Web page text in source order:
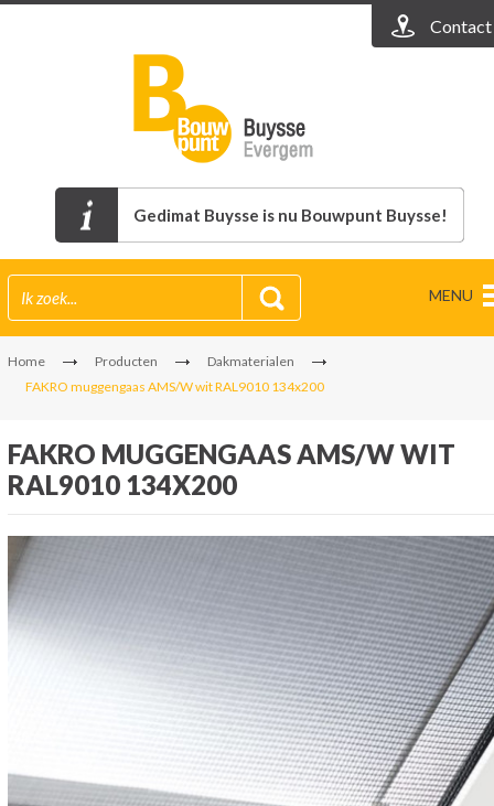
Contact
Gedimat Buysse is nu Bouwpunt Buysse!
MENU
Home Producten
Dakmaterialen
FAKRO muggengaas AMS/W wit RAL9010 134x200
FAKRO MUGGENGAAS AMS/W WIT
RAL9010 134X200